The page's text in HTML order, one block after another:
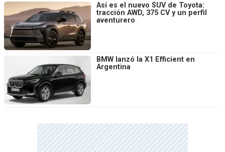
Así es el nuevo SUV de Toyota:
tracción AWD, 375 CV y un perfil
aventurero
BMW lanzó la X1 Efficient en
Argentina